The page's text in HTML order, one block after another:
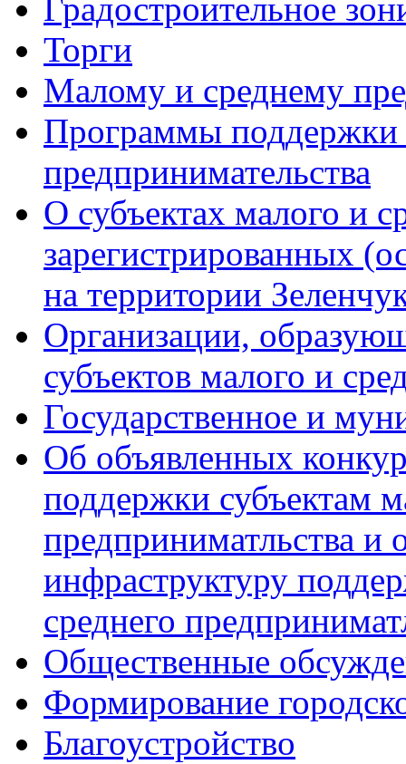
Градостроительное
Торги
Малому и среднему
Программы поддержки
предпринимательства
О субъектах малого и
зарегистрированных
на территории
Организации,
субъектов малого и
Государственное и
Об объявленных
поддержки субъектам
предприниматльства
инфраструктуру
среднего
Общественные
Формирование
Благоустройство